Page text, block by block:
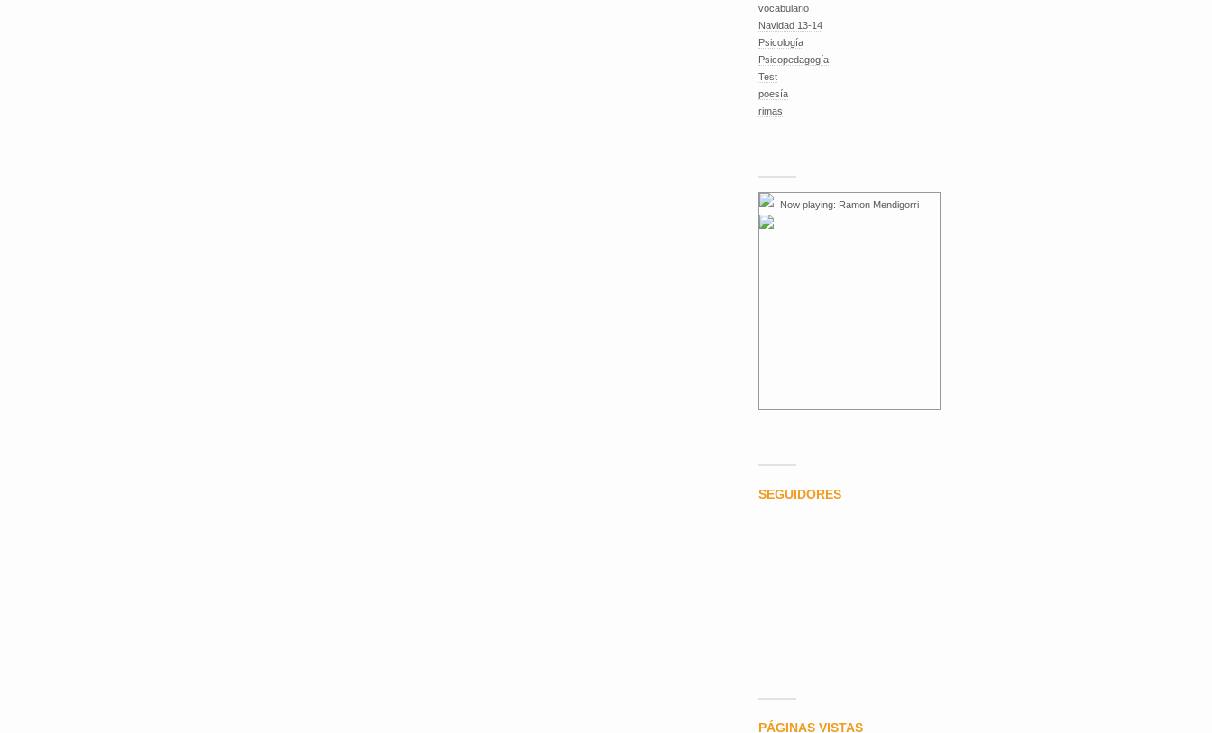
vocabulario
Navidad 13-14
Psicología
Psicopedagogía
Test
poesía
rimas
Now playing: Ramon Mendigorri
SEGUIDORES
PÁGINAS VISTAS